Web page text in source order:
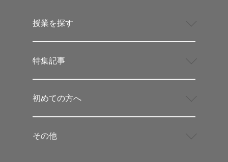
授業を探す
特集記事
初めての方へ
その他